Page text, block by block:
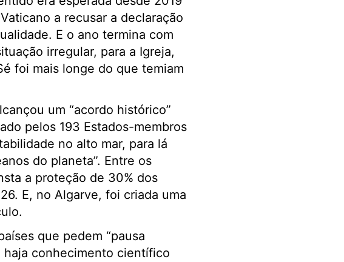
a recusar a declaração
E o ano termina com
irregular, para a Igreja,
foi mais longe do que temiam
um “acordo histórico”
pelos 193 Estados-membros
no alto mar, para lá
do planeta”. Entre os
a proteção de 30% dos
E, no Algarve, foi criada uma
que pedem “pausa
haja conhecimento científico